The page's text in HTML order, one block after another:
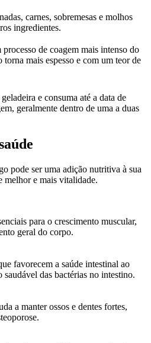
carnes, sobremesas e molhos
ingredientes.
de coagem mais intenso do
mais espesso e com um teor de
e consuma até a data de
geralmente dentro de uma a duas
pode ser uma adição nutritiva à sua
melhor e mais vitalidade.
para o crescimento muscular,
geral do corpo.
favorecem a saúde intestinal ao
das bactérias no intestino.
a manter ossos e dentes fortes,